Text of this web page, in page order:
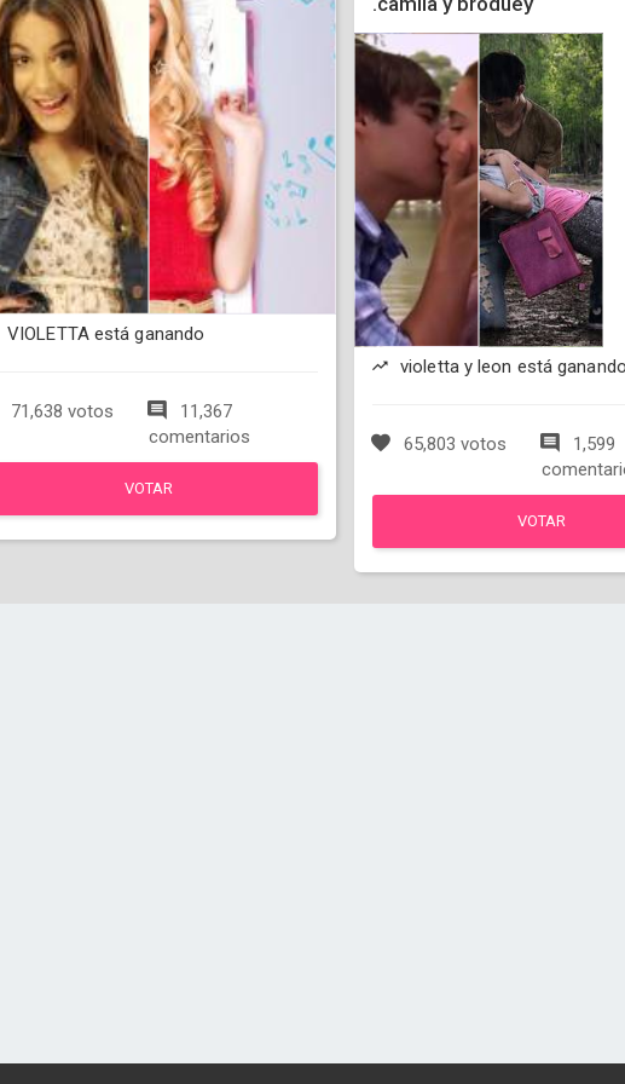
VIOLETTA está ganando
71,638 votos
11,367
comentarios
VOTAR
violetta y leon está
65,803 votos
1,599
VOTAR